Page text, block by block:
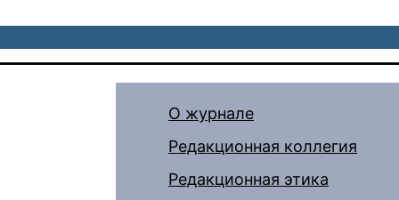
О журнале
Редакционная коллегия
Редакционная этика